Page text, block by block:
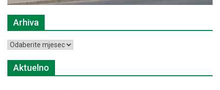
Arhiva
Arhiva
Aktuelno